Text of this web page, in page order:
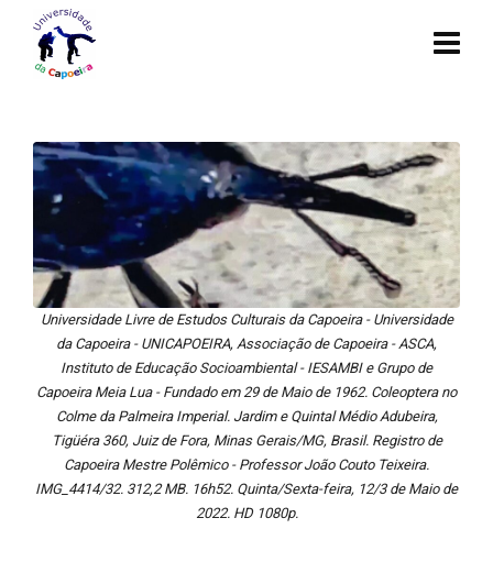
Universidade Livre de Estudos Culturais da Capoeira - Universidade
da Capoeira - UNICAPOEIRA, Associação de Capoeira - ASCA,
Instituto de Educação Socioambiental - IESAMBI e Grupo de
Capoeira Meia Lua - Fundado em 29 de Maio de 1962. Coleoptera no
Colme da Palmeira Imperial. Jardim e Quintal Médio Adubeira,
Tigüéra 360, Juiz de Fora, Minas Gerais/MG, Brasil. Registro de
Capoeira Mestre Polêmico - Professor João Couto Teixeira.
IMG_4414/32. 312,2 MB. 16h52. Quinta/Sexta-feira, 12/3 de Maio de
2022. HD 1080p.